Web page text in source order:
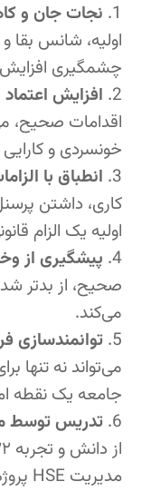
نجات جان و
اولیه، شانس بقا
چشمگیری
افزایش
اقدامات صحیح،
خونسردی و
انطباق با
کاری، داشتن
اولیه یک الزام
پیشگیری از
صحیح، از بدتر
می‌کند.
توانمندسازی
می‌تواند نه تنها
جامعه یک نقطه
تدریس توسط
از دانش و تجربه ۲۲ ساله
مدیریت HSE پروژه‌های عظیم.